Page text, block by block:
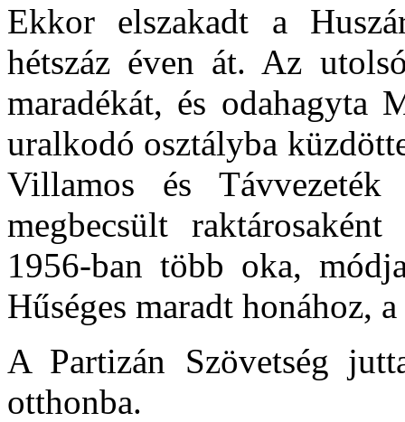
Ekkor elszakadt a
hétszáz éven át. Az
maradékát, és odahagyta
uralkodó osztályba
Villamos és
megbecsült
1956-ban több oka,
Hűséges maradt honához,
A Partizán Szövetség
otthonba.